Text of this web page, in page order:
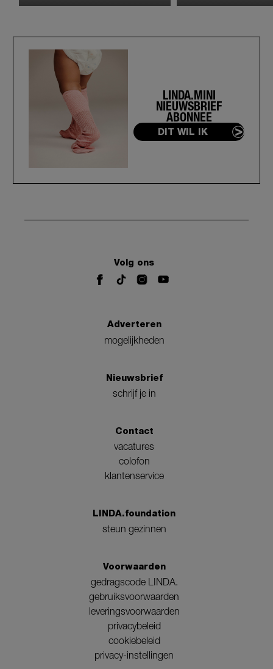
LINDA.MINI
NIEUWSBRIEF
ABONNEE
DIT WIL IK
Volg ons
Adverteren
mogelijkheden
Nieuwsbrief
schrijf je in
Contact
vacatures
colofon
klantenservice
LINDA.foundation
steun gezinnen
Voorwaarden
gedragscode LINDA.
gebruiksvoorwaarden
leveringsvoorwaarden
privacybeleid
cookiebeleid
privacy-instellingen